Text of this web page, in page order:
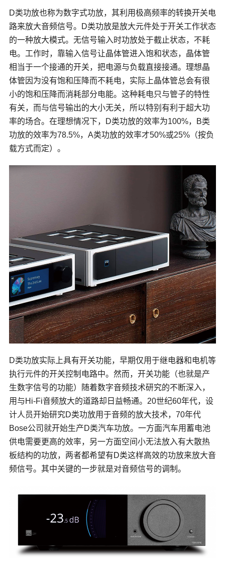
D类功放也称为数字式功放，其利用极高频率的转换开关电
路来放大音频信号。D类功放是放大元件处于开关工作状态
的一种放大模式。无信号输入时功放处于截止状态，不耗
电。工作时，靠输入信号让晶体管进入饱和状态，晶体管
相当于一个接通的开关，把电源与负载直接接通。理想晶
体管因为没有饱和压降而不耗电，实际上晶体管总会有很
小的饱和压降而消耗部分电能。这种耗电只与管子的特性
有关，而与信号输出的大小无关，所以特别有利于超大功
率的场合。在理想情况下，D类功放的效率为100%，B类
功放的效率为78.5%，A类功放的效率才50%或25%（按负
载方式而定）。
D类功放实际上具有开关功能，早期仅用于继电器和电机等
执行元件的开关控制电路中。然而，开关功能（也就是产
生数字信号的功能）随着数字音频技术研究的不断深入，
用与Hi-Fi音频放大的道路却日益畅通。20世纪60年代，设
计人员开始研究D类功放用于音频的放大技术，70年代
Bose公司就开始生产D类汽车功放。一方面汽车用蓄电池
供电需要更高的效率，另一方面空间小无法放入有大散热
板结构的功放，两者都希望有D类这样高效的功放来放大音
频信号。其中关键的一步就是对音频信号的调制。